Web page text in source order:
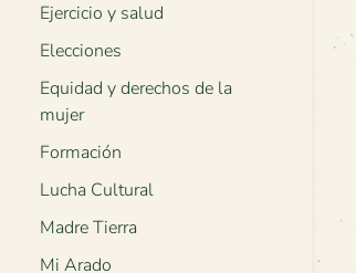
Ejercicio y salud
Elecciones
Equidad y derechos de la
mujer
Formación
Lucha Cultural
Madre Tierra
Mi Arado